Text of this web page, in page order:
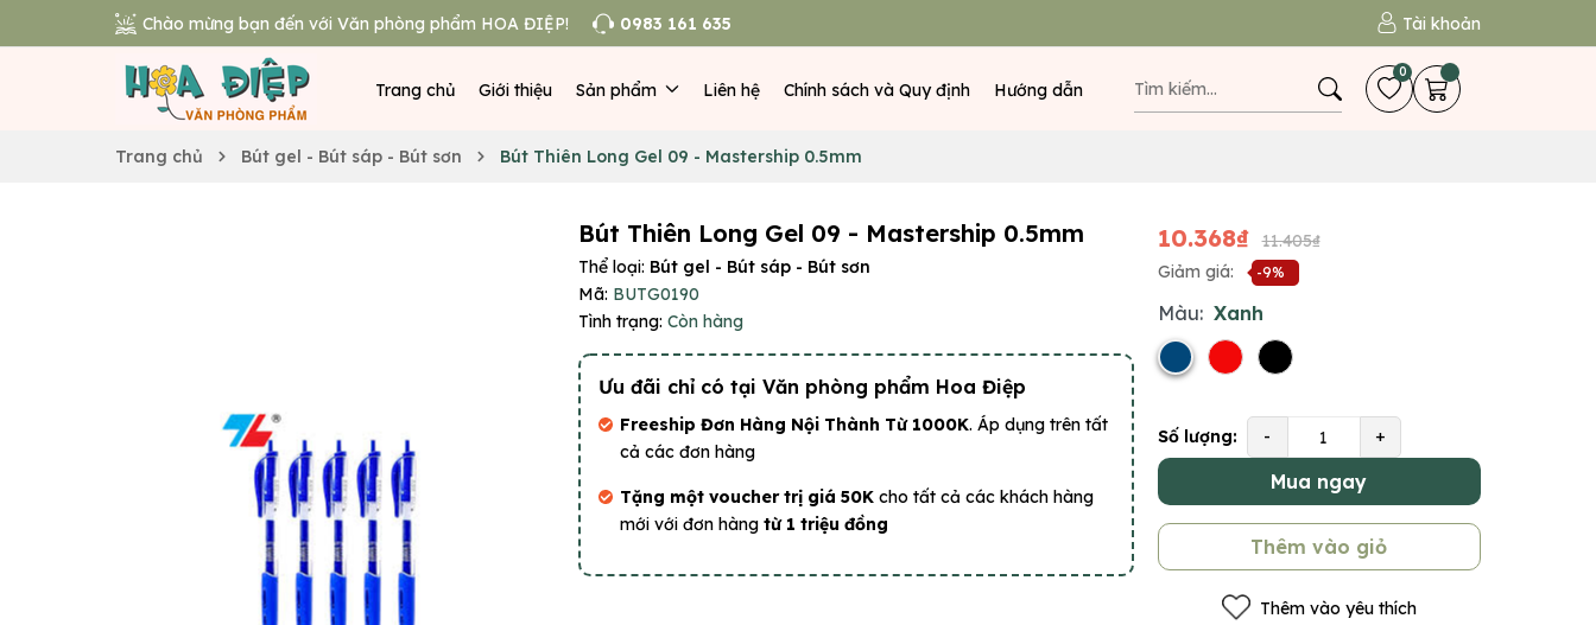
Chào mừng bạn đến với Văn phòng phẩm HOA ĐIỆP! 0983 161 635 Tài khoản
Trang chủ Giới thiệu Sản phẩm Liên hệ Chính sách và Quy định Hướng dẫn
0
Trang chủ Bút gel - Bút sáp - Bút sơn Bút Thiên Long Gel 09 - Mastership 0.5mm
Bút Thiên Long Gel 09 - Mastership 0.5mm
Thể loại: Bút gel - Bút sáp - Bút sơn
Mã: BUTG0190
Tình trạng: Còn hàng
Ưu đãi chỉ có tại Văn phòng phẩm Hoa Điệp
Freeship Đơn Hàng Nội Thành Từ 1000K. Áp dụng trên tất
cả các đơn hàng
Tặng một voucher trị giá 50K cho tất cả các khách hàng
mới với đơn hàng từ 1 triệu đồng
10.368₫
11.405₫
Giảm giá:
-9%
Màu: Xanh
Số lượng: - +
Mua ngay
Thêm vào giỏ
Thêm vào yêu thích